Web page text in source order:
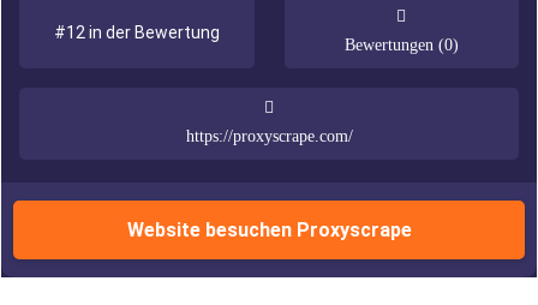
#12 in der Bewertung
Bewertungen (0)
https://proxyscrape.com/
Website besuchen Proxyscrape